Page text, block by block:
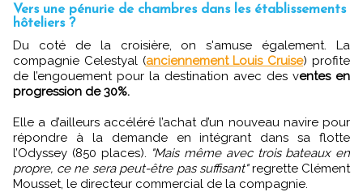
Vers une pénurie de chambres dans les établissements
hôteliers ?
Du coté de la croisière, on s'amuse également. La
compagnie Celestyal (anciennement Louis Cruise) profite
de l’engouement pour la destination avec des ventes en
progression de 30%.
Elle a d’ailleurs accéléré l’achat d’un nouveau navire pour
répondre à la demande en intégrant dans sa flotte
l’Odyssey (850 places). "Mais même avec trois bateaux en
propre, ce ne sera peut-être pas suffisant"regrette Clément
Mousset, le directeur commercial de la compagnie.